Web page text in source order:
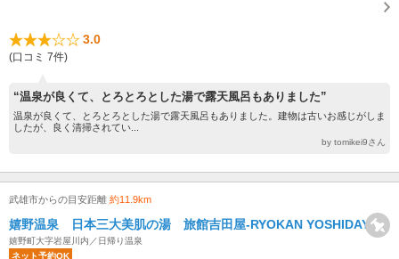
3.0
(口コミ 7件)
“温泉が良くて、とろとろとした湯で露天風呂もありました”
温泉が良くて、とろとろとした湯で露天風呂もありました。建物は古いお感じがしま
したが、良く清掃されてい...
by tomikei9さん
武雄市からの目安距離 約11.9km
嬉野温泉 日本三大美肌の湯 旅館吉田屋-RYOKAN YOSHIDAYA-
嬉野町大字岩屋川内／日帰り温泉
ネット予約OK